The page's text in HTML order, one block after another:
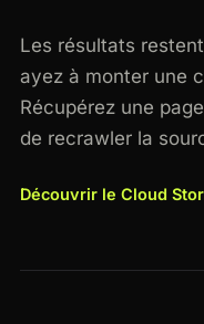
Les résultats
ayez à monter une
Récupérez une
de recrawler la
Découvrir le Cloud